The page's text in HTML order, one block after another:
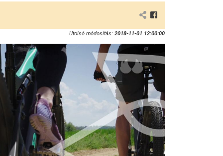
Utolsó módosítás: 2018-11-01 12:00:00